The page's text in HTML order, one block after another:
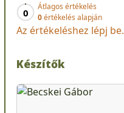
0
Átlagos értékelés
0értékelés alapján
Az értékeléshez lépj be.
Készítők